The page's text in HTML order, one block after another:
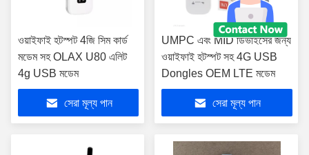
ওয়াইফাই হটস্পট 4জি সিম কার্ড
মডেম সহ OLAX U80 এলিট
4g USB মডেম
সেরা মূল্য পান
UMPC এবং MID ডিভাইসের জন্য
ওয়াইফাই হটস্পট সহ 4G USB
Dongles OEM LTE মডেম
সেরা মূল্য পান